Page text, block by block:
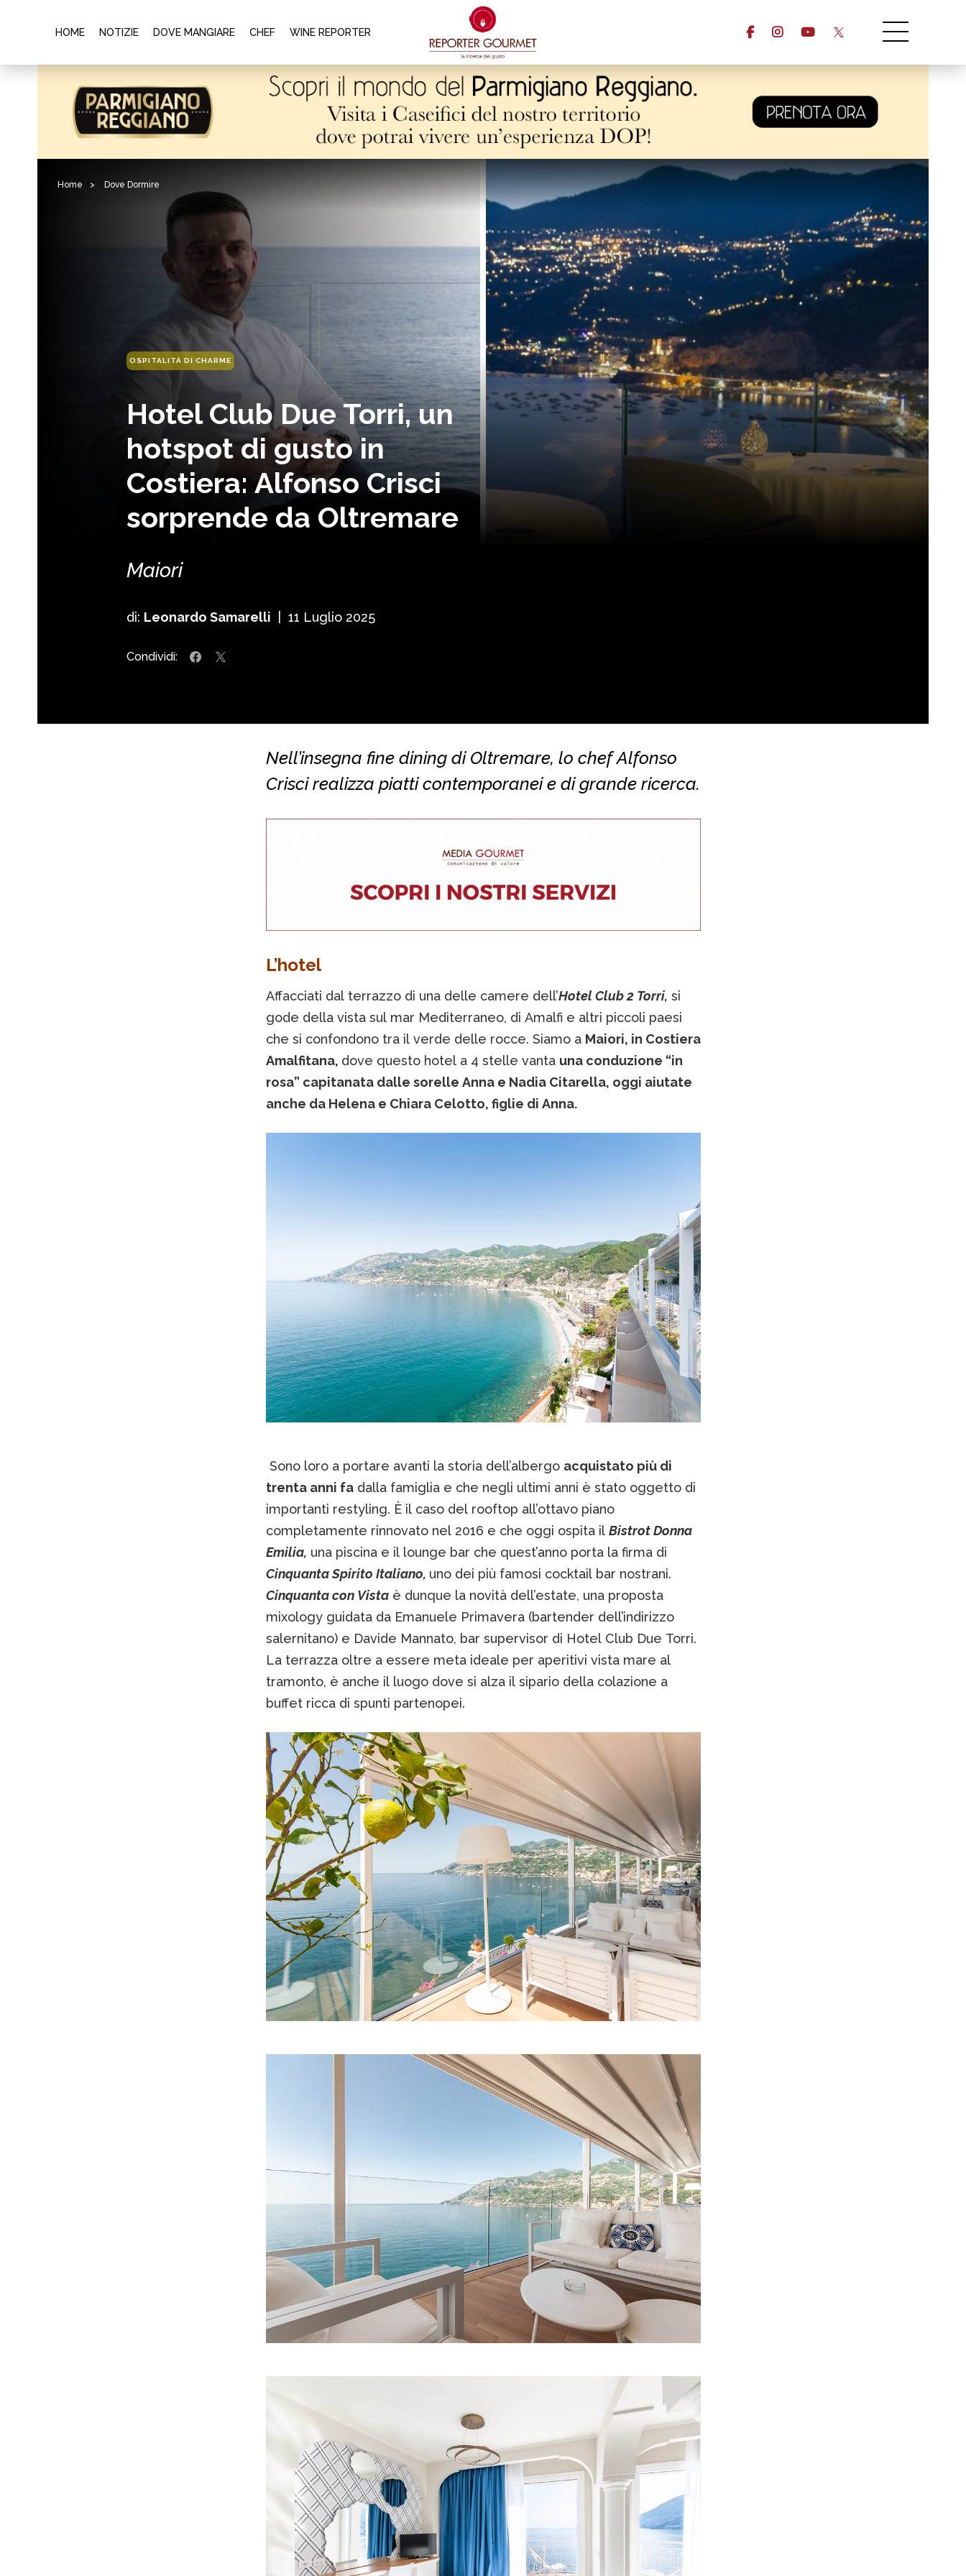
HOME NOTIZIE DOVE MANGIARE CHEF WINE REPORTER
Home > Dove Dormire
OSPITALITÀ DI CHARME
Hotel Club Due Torri, un
hotspot di gusto in
Costiera: Alfonso Crisci
sorprende da Oltremare
Maiori
di: Leonardo Samarelli 11 Luglio 2025
Condividi:
Nell’insegna fine dining di Oltremare, lo chef Alfonso
Crisci realizza piatti contemporanei e di grande ricerca.
L’hotel
Affacciati dal terrazzo di una delle camere dell’Hotel Club 2 Torri, si
gode della vista sul mar Mediterraneo, di Amalfi e altri piccoli paesi
che si confondono tra il verde delle rocce. Siamo a Maiori, in Costiera
Amalfitana, dove questo hotel a 4 stelle vanta una conduzione “in
rosa” capitanata dalle sorelle Anna e Nadia Citarella, oggi aiutate
anche da Helena e Chiara Celotto, figlie di Anna.
Sono loro a portare avanti la storia dell’albergo acquistato più di
trenta anni fadalla famiglia e che negli ultimi anni è stato oggetto di
importanti restyling. È il caso del rooftop all’ottavo piano
completamente rinnovato nel 2016 e che oggi ospita il Bistrot Donna
Emilia, una piscina e il lounge bar che quest’anno porta la firma di
Cinquanta Spirito Italiano, uno dei più famosi cocktail bar nostrani.
Cinquanta con Vistaè dunque la novità dell’estate, una proposta
mixology guidata da Emanuele Primavera (bartender dell’indirizzo
salernitano) e Davide Mannato, bar supervisor di Hotel Club Due Torri.
La terrazza oltre a essere meta ideale per aperitivi vista mare al
tramonto, è anche il luogo dove si alza il sipario della colazione a
buffet ricca di spunti partenopei.